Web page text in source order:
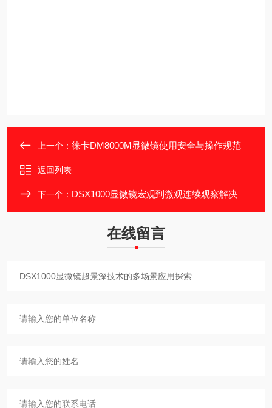
上一个： 徕卡DM8000M显微镜使用安全与操作规范
返回列表
下一个： DSX1000显微镜宏观到微观连续观察解决方案
在线留言